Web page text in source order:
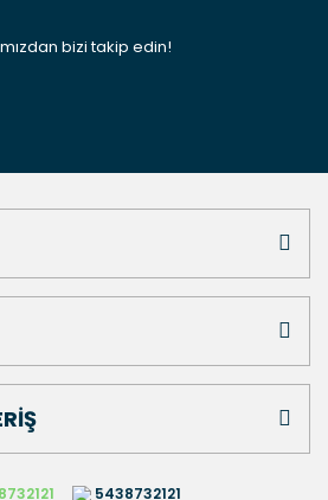
bizi takip edin!
5438732121